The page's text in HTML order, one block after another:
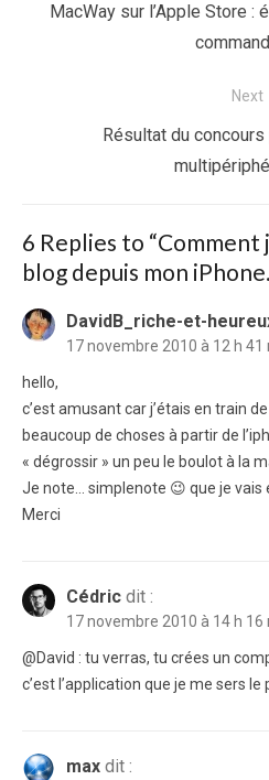
Previous
MacWay sur l’Apple Store :
Next
Résultat du
6 Replies to “Comment
blog depuis mon
DavidB_riche-et-
17 novembre 2010 à 12 h 41
hello,
c’est amusant car j’étais en train
beaucoup de choses à partir de
« dégrossir » un peu le boulot à la
Je note… simplenote 😉 que je vais
Merci
Cédric dit :
17 novembre 2010 à 14 h 16
@David : tu verras, tu crées un
c’est l’application que je me sers le
max dit :